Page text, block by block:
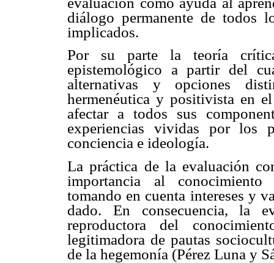
diálogo permanente de todos
implicados.
Por su parte la teoría
epistemológico a partir del
alternativas y opciones
hermenéutica y positivista en
afectar a todos sus
experiencias vividas por los
conciencia e ideología.
La práctica de la evaluación
importancia al
tomando en cuenta intereses y
dado. En consecuencia, la
reproductora del
legitimadora de pautas
de la hegemonía (Pérez Luna y